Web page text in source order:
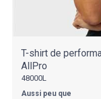
T-shirt de
AllPro
48000L
Aussi peu que